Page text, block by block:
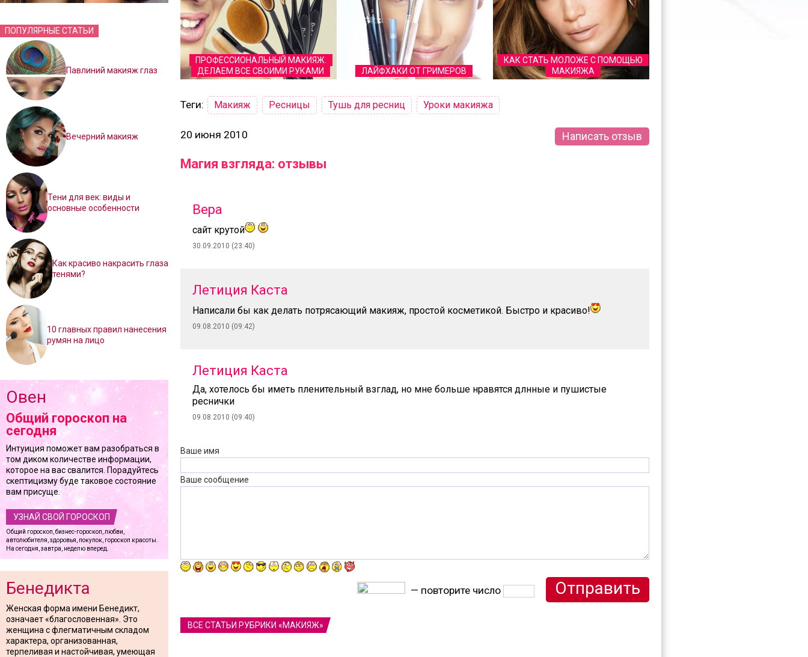
ПОПУЛЯРНЫЕ СТАТЬИ
Павлиний макияж глаз
Вечерний макияж
Тени для век: виды и
основные особенности
Как красиво накрасить глаза
тенями?
10 главных правил нанесения
румян на лицо
Овен
Общий гороскоп на
сегодня
Интуиция поможет вам разобраться в
том диком количестве информации,
которое на вас свалится. Порадуйтесь
скептицизму буде таковое состояние
вам присуще.
УЗНАЙ СВОЙ ГОРОСКОП
Общий гороскоп, бизнес-гороскоп, любви,
автолюбителя, здоровья, покупок, гороскоп красоты.
На сегодня, завтра, неделю вперед.
Бенедикта
Женская форма имени Бенедикт,
означает «благословенная». Это
женщина с флегматичным складом
характера, организованная,
терпеливая и настойчивая, умеющая
ПРОФЕССИОНАЛЬНЫЙ МАКИЯЖ.
ДЕЛАЕМ ВСЕ СВОИМИ РУКАМИ
ЛАЙФХАКИ ОТ ГРИМЕРОВ
КАК СТАТЬ МОЛОЖЕ С ПОМОЩЬЮ
МАКИЯЖА
Теги: Макияж Ресницы Тушь для ресниц Уроки макияжа
20 июня 2010 Написать отзыв
Магия взгляда: отзывы
Вера
сайт крутой
30.09.2010 (23:40)
Летиция Каста
Написали бы как делать потрясающий макияж, простой косметикой. Быстро и красиво!
09.08.2010 (09:42)
Летиция Каста
Да, хотелось бы иметь пленительный взглад, но мне больше нравятся длнные и пушистые
реснички
09.08.2010 (09:40)
Ваше имя
Ваше сообщение
— повторите число
ВСЕ СТАТЬИ РУБРИКИ «МАКИЯЖ»